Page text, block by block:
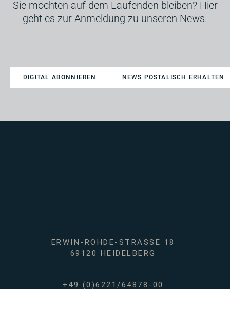
Sie möchten auf dem Laufenden bleiben? Hier
geht es zur Anmeldung zu unseren News.
DIGITAL ABONNIEREN NEWS POSTALISCH ERHALTEN
ERWIN-ROHDE-STRASSE 18
69120 HEIDELBERG
+49 (0)6221/64878-00